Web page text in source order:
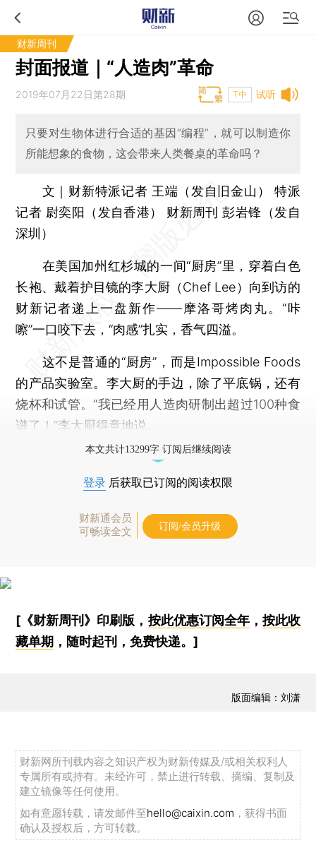
财新周刊
封面报道｜“人造肉”革命
试听
2019年07月22日第28期 T中
只要对生物体进行合适的基因“编程”，就可以制造你
所能想象的食物，这会带来人类餐桌的革命吗？
文｜财新特派记者 王端（发自旧金山） 特派
记者 尉奕阳（发自香港） 财新周刊 彭岩锋（发自
深圳）
在美国加州红杉城的一间“厨房”里，穿着白色
长袍、戴着护目镜的李大厨（Chef Lee）向到访的
财新记者递上一盘新作——摩洛哥烤肉丸。“咔
嚓”一口咬下去，“肉感”扎实，香气四溢。
这不是普通的“厨房”，而是Impossible Foods
的产品实验室。李大厨的手边，除了平底锅，还有
烧杯和试管。“我已经用人造肉研制出超过100种食
谱了！”李大厨得意地说。
本文共计13299字 订阅后继续阅读
登录 后获取已订阅的阅读权限
财新通会员
可畅读全文
订阅/会员升级
[《财新周刊》印刷版， 按此优惠订阅全年， 按此收
藏单期 ，随时起刊，免费快递。]
版面编辑：刘潇
财新网所刊载内容之知识产权为财新传媒及/或相关权利人
专属所有或持有。未经许可，禁止进行转载、摘编、复制及
建立镜像等任何使用。
如有意愿转载，请发邮件至hello@caixin.com ，获得书面
确认及授权后，方可转载。